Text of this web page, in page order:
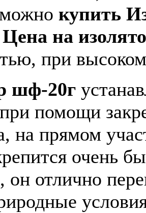
купить
Цена на
при
шф-20г
помощи
на прямом
очень
он отлично